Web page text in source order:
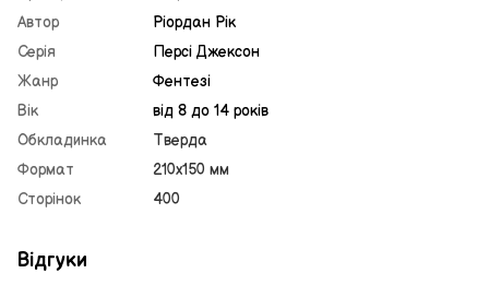
Автор
Ріордан Рік
Серія
Персі Джексон
Жанр
Фентезі
Вік
від 8 до 14 років
Обкладинка
Тверда
Формат
210х150 мм
Сторінок
400
Відгуки